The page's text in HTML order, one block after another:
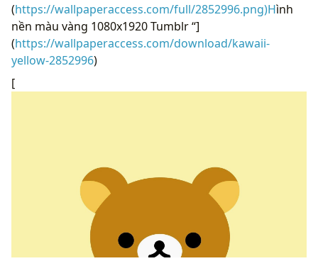
(https://wallpaperaccess.com/full/2852996.png)Hình
nền màu vàng 1080x1920 Tumblr “]
(https://wallpaperaccess.com/download/kawaii-
yellow-2852996)
[